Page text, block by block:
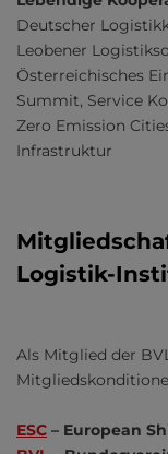
Deutscher
Leobener
Österreichisches
Summit, Service
Zero Emission
Infrastruktur
Logistik-
Als Mitglied der
ESC – European